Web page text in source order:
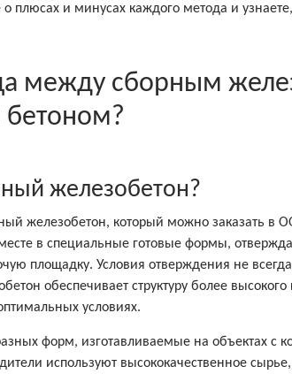
плюсах и минусах каждого метода и
между сборным
железобетон?
железобетон, который можно заказать
в специальные готовые формы,
площадку. Условия отверждения не
обеспечивает структуру более
условиях.
форм, изготавливаемые на объектах с
используют высококачественное